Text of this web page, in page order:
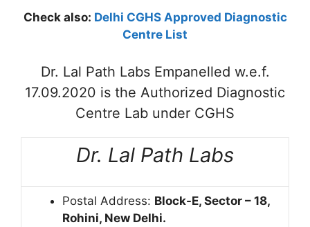
Check also: Delhi CGHS Approved Diagnostic
Centre List
Dr. Lal Path Labs Empanelled w.e.f.
17.09.2020 is the Authorized Diagnostic
Centre Lab under CGHS
Dr. Lal Path Labs
Postal Address: Block-E, Sector – 18,
Rohini, New Delhi.